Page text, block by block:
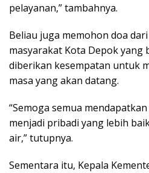
pelayanan,” tambahnya.
Beliau juga memohon doa
masyarakat Kota Depok yang
diberikan kesempatan untuk
masa yang akan datang.
“Semoga semua
menjadi pribadi yang lebih
air,” tutupnya.
Sementara itu, Kepala